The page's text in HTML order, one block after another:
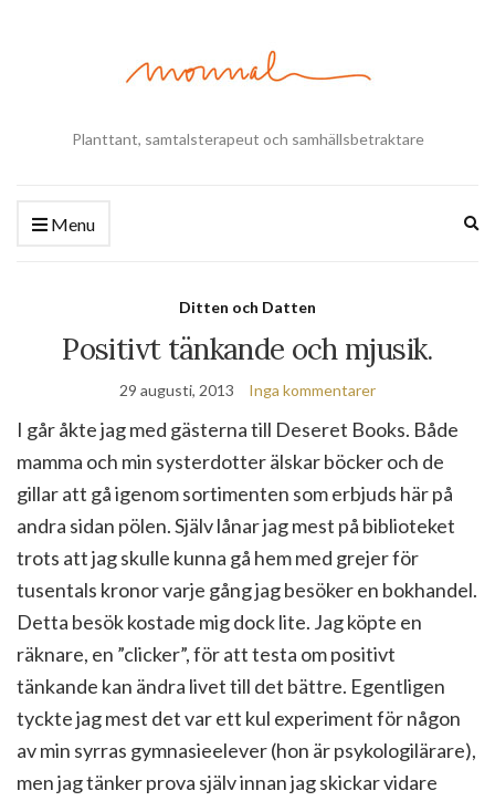
Planttant, samtalsterapeut och samhällsbetraktare
Menu
Ditten och Datten
Positivt tänkande och mjusik.
29 augusti, 2013 Inga kommentarer
I går åkte jag med gästerna till Deseret Books. Både
mamma och min systerdotter älskar böcker och de
gillar att gå igenom sortimenten som erbjuds här på
andra sidan pölen. Själv lånar jag mest på biblioteket
trots att jag skulle kunna gå hem med grejer för
tusentals kronor varje gång jag besöker en bokhandel.
Detta besök kostade mig dock lite. Jag köpte en
räknare, en ”clicker”, för att testa om positivt
tänkande kan ändra livet till det bättre. Egentligen
tyckte jag mest det var ett kul experiment för någon
av min syrras gymnasieelever (hon är psykologilärare),
men jag tänker prova själv innan jag skickar vidare